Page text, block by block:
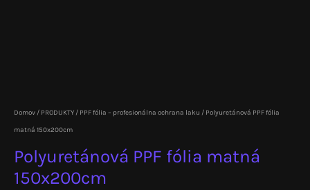
Domov / PRODUKTY / PPF fólia – profesionálna ochrana laku / Polyuretánová PPF fólia
matná 150x200cm
Polyuretánová PPF fólia matná
150x200cm